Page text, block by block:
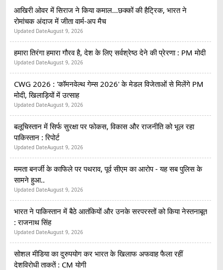
आखिरी ओवर में सिराज ने किया कमाल...छक्कों की हैट्रिक, भारत ने
रोमांचक अंदाज में जीता वार्म-अप मैच
Updated DateAugust 9, 2026
हमारा तिरंगा हमारा गौरव है, देश के लिए सर्वश्रेष्ठ देने की प्रेरणा : PM मोदी
Updated DateAugust 9, 2026
CWG 2026 : 'कॉमनवेल्थ गेम्स 2026' के मेडल विजेताओं से मिलेंगे PM
मोदी, खिलाड़ियों में उत्साह
Updated DateAugust 9, 2026
बलूचिस्तान में सिर्फ सुरक्षा पर फोकस, विकास और राजनीति को भूल रहा
पाकिस्तान : रिपोर्ट
Updated DateAugust 9, 2026
ममता बनर्जी के काफिले पर पथराव, पूर्व सीएम का आरोप - यह सब पुलिस के
सामने हुआ..
Updated DateAugust 9, 2026
भारत ने पाकिस्तान में बैठे आतंकियों और उनके सरपरस्तों को किया नेस्तनाबूत
: राजनाथ सिंह
Updated DateAugust 9, 2026
सोशल मीडिया का दुरुपयोग कर भारत के खिलाफ अफवाह फैला रहीं
देशविरोधी ताकतें : CM योगी